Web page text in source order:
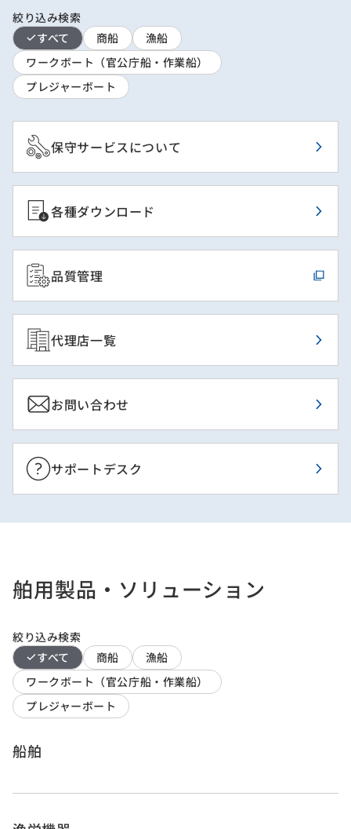
絞り込み検索
すべて
商船
漁船
ワークボート（官公庁船・作業船）
プレジャーボート
保守サービスについて
各種ダウンロード
品質管理
代理店一覧
お問い合わせ
サポートデスク
舶用製品・ソリューション
絞り込み検索
すべて
商船
漁船
ワークボート（官公庁船・作業船）
プレジャーボート
船舶